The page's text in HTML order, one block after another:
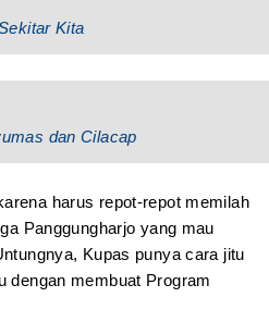
Kita
dan Cilacap
harus repot-repot memilah
Panggungharjo yang mau
Kupas punya cara jitu
dengan membuat Program